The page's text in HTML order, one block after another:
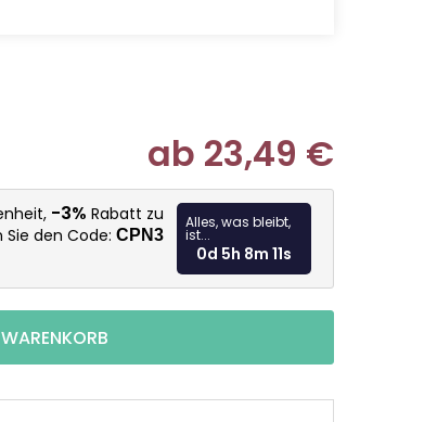
ab 23,49 €
-3% Rabatt zu
den Code: CPN3
Alles, was bleibt,
ist...
0d 5h 8m 9s